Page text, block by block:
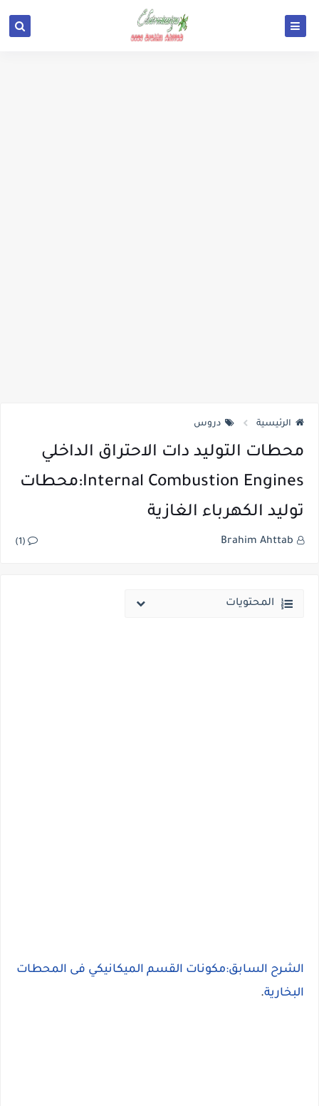
الرئيسية دروس
محطات التوليد دات الاحتراق الداخلي
Internal Combustion Engines:محطات
توليد الكهرباء الغازية
Brahim Ahttab
(1)
المحتويات
الشرح السابق:مكونات القسم الميكانيكي فى المحطات
البخارية.